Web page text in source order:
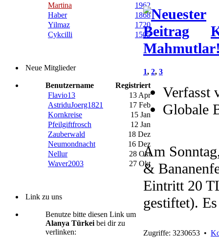
Martina
1962
Haber
1868
Yilmaz
1720
Cykcilli
1505
Neue Mitglieder
Benutzername
Registriert
Flavio13
13 Apr
AstriduJoerg1821
17 Feb
Kornkreise
15 Jan
Pfeilgiftfrosch
12 Jan
Zauberwald
18 Dez
Neumondnacht
16 Dez
Nellur
28 Okt
Waver2003
27 Okt
Link zu uns
Benutze bitte diesen Link um
Alanya Türkei bei dir zu
verlinken:
1, 2, 3
Verfasst
Globale
Am
&
Eintritt 20
gestiftet).
Zugriffe: 3230653 •